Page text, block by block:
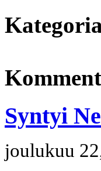
Syntyi
joulukuu